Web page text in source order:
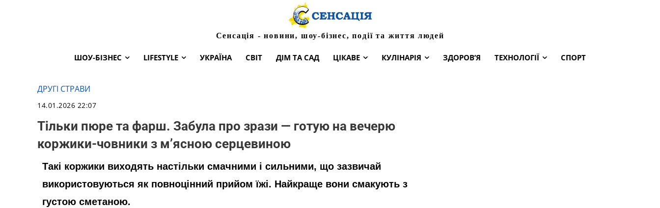
Сенсація - новини, шоу-бізнес, події та життя людей
ШОУ-БІЗНЕС LIFESTYLE УКРАЇНА СВІТ ДІМ ТА САД ЦІКАВЕ КУЛІНАРІЯ ЗДОРОВ’Я ТЕХНОЛОГІЇ СПОРТ
ДРУГІ СТРАВИ
14.01.2026 22:07
Тільки пюре та фарш. Забула про зрази — готую на вечерю
коржики-човники з м’ясною серцевиною
Такі коржики виходять настільки смачними і сильними, що зазвичай
використовуються як повноцінний прийом їжі. Найкраще вони смакують з
густою сметаною.